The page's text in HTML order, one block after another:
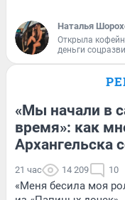
Наталья
Открыла
деньги
«Мы начали в
время»: как
Архангельска
21 час 14 209 10
«Меня бесила моя